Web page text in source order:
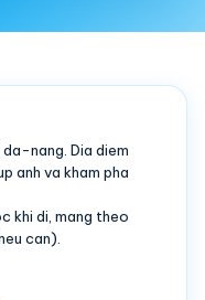
nang. Dia diem
anh va kham pha
khi di, mang theo
can).